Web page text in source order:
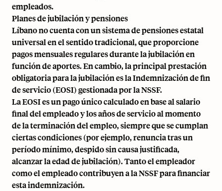
empleados.
Planes de jubilación y pensiones
Líbano no cuenta con un sistema de pensiones estatal
universal en el sentido tradicional, que proporcione
pagos mensuales regulares durante la jubilación en
función de aportes. En cambio, la principal prestación
obligatoria para la jubilación es la Indemnización de fin
de servicio (EOSI) gestionada por la NSSF.
La EOSI es un pago único calculado en base al salario
final del empleado y los años de servicio al momento
de la terminación del empleo, siempre que se cumplan
ciertas condiciones (por ejemplo, renuncia tras un
período mínimo, despido sin causa justificada,
alcanzar la edad de jubilación). Tanto el empleador
como el empleado contribuyen a la NSSF para financiar
esta indemnización.